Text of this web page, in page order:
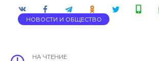
НОВОСТИ И ОБЩЕСТВО
НА ЧТЕНИЕ